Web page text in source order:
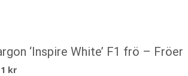
‘Inspire White’ F1 frö – Fröer
Det
1 krDet